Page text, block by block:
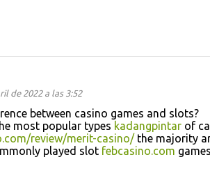
de 2022 a las 3:52
between casino games and slots?
most popular types kadangpintarof
review/merit-casino/the majority
played slot febcasino.com